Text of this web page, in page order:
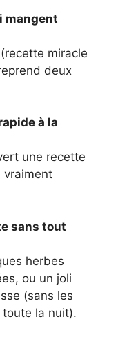
mangent
miracle
deux
à la
une recette
vraiment
sans tout
herbes
ou un joli
(sans les
la nuit).